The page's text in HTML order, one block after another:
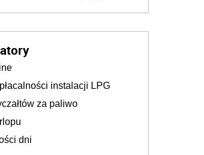
instalacji LPG
za paliwo
dni